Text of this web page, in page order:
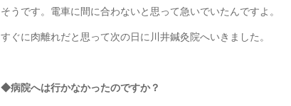
そうです。電車に間に合わないと思って急いでいたんですよ。
すぐに肉離れだと思って次の日に川井鍼灸院へいきました。
◆病院へは行かなかったのですか？